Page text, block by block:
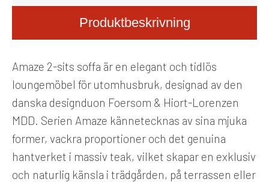
Produktbeskrivning
Amaze 2-sits soffa är en elegant och tidlös
loungemöbel för utomhusbruk, designad av den
danska designduon Foersom & Hiort-Lorenzen
MDD. Serien Amaze kännetecknas av sina mjuka
former, vackra proportioner och det genuina
hantverket i massiv teak, vilket skapar en exklusiv
och naturlig känsla i trädgården, på terrassen eller